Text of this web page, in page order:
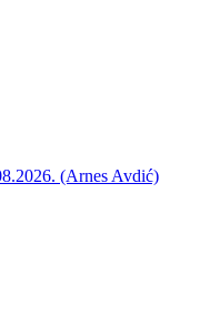
(Arnes Avdić)